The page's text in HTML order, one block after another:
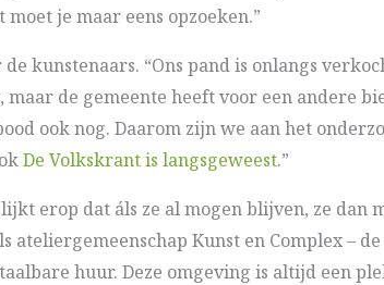
je maar eens opzoeken.”
kunstenaars. “Ons pand is onlangs
maar de gemeente heeft voor een andere
ook nog. Daarom zijn we aan het
De Volkskrant is langsgeweest.”
erop dat áls ze al mogen blijven, ze dan
Kunst en Complex –
huur. Deze omgeving is altijd een